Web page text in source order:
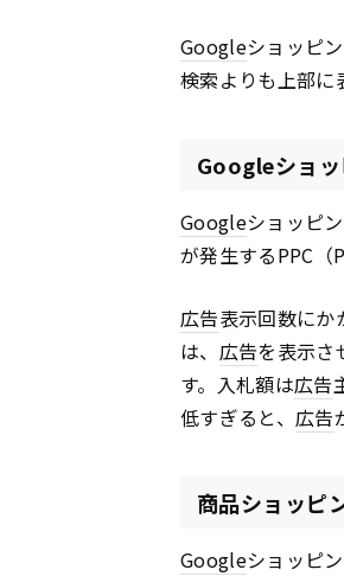
Googleショッピ
検索よりも上部に
Googleショ
Googleショッピ
が発生するPPC（
広告表示回数にか
は、 広告を表示さ
す。入札額は広告
低すぎると、 広告
商品ショッピ
Googleショッピ